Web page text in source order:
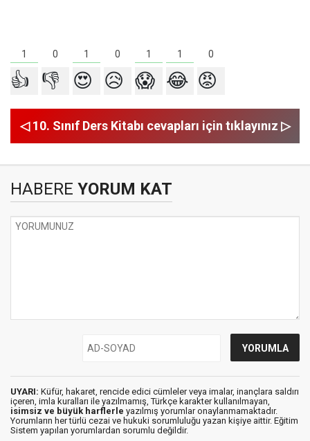
1 0 1 0 1 1 0
👍 👎 😍 😥 😱 😂 😡
◁ 10. Sınıf Ders Kitabı cevapları için tıklayınız ▷
HABERE YORUM KAT
UYARI: Küfür, hakaret, rencide edici cümleler veya imalar, inançlara saldırı
içeren, imla kuralları ile yazılmamış, Türkçe karakter kullanılmayan,
isimsiz ve büyük harflerle yazılmış yorumlar onaylanmamaktadır.
Yorumların her türlü cezai ve hukuki sorumluluğu yazan kişiye aittir. Eğitim
Sistem yapılan yorumlardan sorumlu değildir.